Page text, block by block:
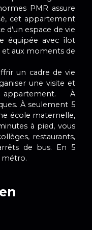
PMR assure
cet appartement
d'un espace de vie
équipée avec îlot
et aux moments de
un cadre de vie
une visite et
appartement. À
À seulement 5
école maternelle,
à pied, vous
restaurants,
de bus. En 5
métro.